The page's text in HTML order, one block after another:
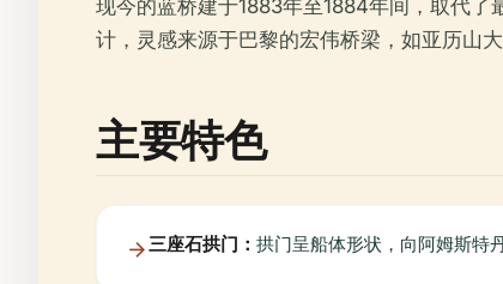
现今的蓝桥建于1883年至1884年间，取代
计，灵感来源于巴黎的宏伟桥梁，如亚历山
主要特色
三座石拱门： 拱门呈船体形状，向阿姆斯特